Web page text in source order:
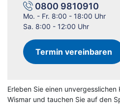
Erleben Sie einen
Wismar und tauchen Sie auf den
0800 9810910
Mo. - Fr. 8:00 - 18:00 Uhr
Sa. 8:00 - 12:00 Uhr
Termin vereinbaren